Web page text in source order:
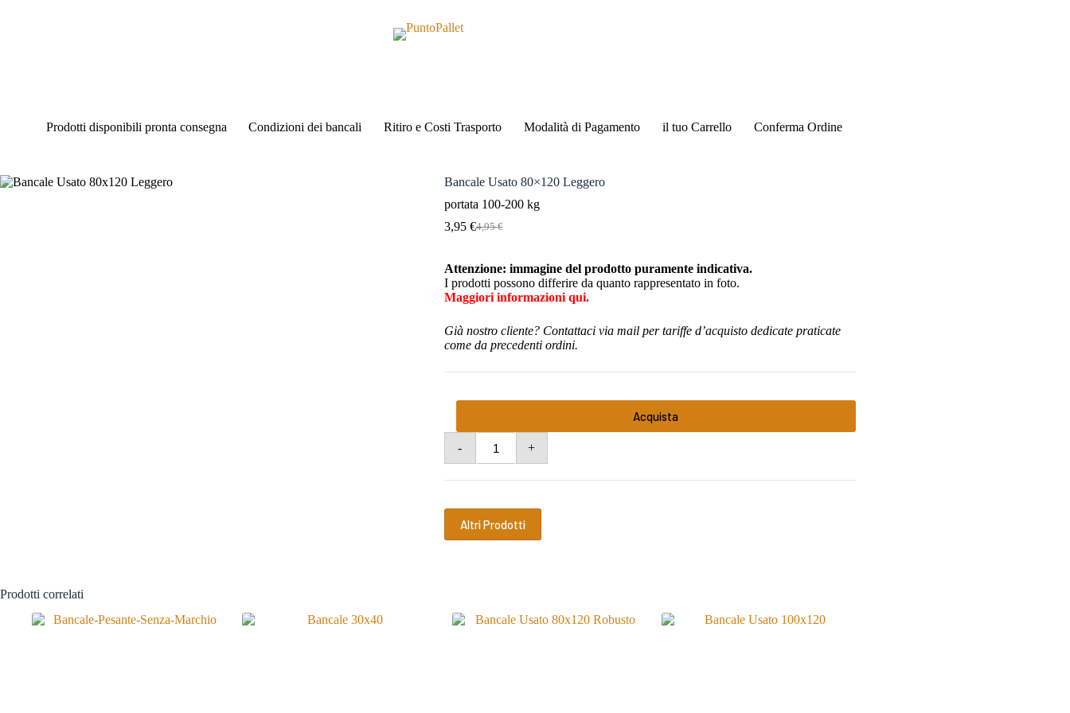
Prodotti disponibili pronta consegna Condizioni dei bancali Ritiro e Costi Trasporto Modalità di Pagamento il tuo Carrello Conferma Ordine
Bancale Usato 80×120 Leggero
portata 100-200 kg
4,95€
Il
originale
era:
4,95 €.
3,95 €Il
attuale
è:
3,95 €.
Attenzione: immagine del prodotto puramente indicativa.
I prodotti possono differire da quanto rappresentato in foto.
Maggiori informazioni qui.
Già nostro cliente? Contattaci via mail per tariffe d’acquisto dedicate praticate
come da precedenti ordini.
-
Bancale
Usato
80x120
quantità
+
Acquista
Altri Prodotti
Prodotti correlati